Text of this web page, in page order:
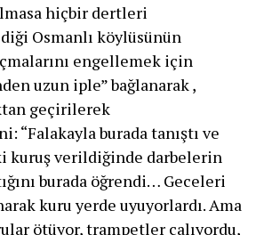
hiçbir dertleri
Osmanlı köylüsünün
engellemek için
uzun iple” bağlanarak ,
geçirilerek
“Falakayla burada tanıştı ve
kuruş verildiğinde darbelerin
burada öğrendi… Geceleri
kuru yerde uyuyorlardı. Ama
ötüyor, trampetler çalıyordu,